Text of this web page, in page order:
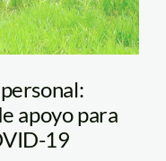
apoyo para
19